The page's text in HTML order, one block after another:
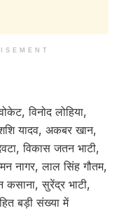
विनोद लोहिया,
यादव, अकबर खान,
विकास जतन भाटी,
नागर, लाल सिंह गौतम,
कसाना, सुरेंद्र भाटी,
बड़ी संख्या में